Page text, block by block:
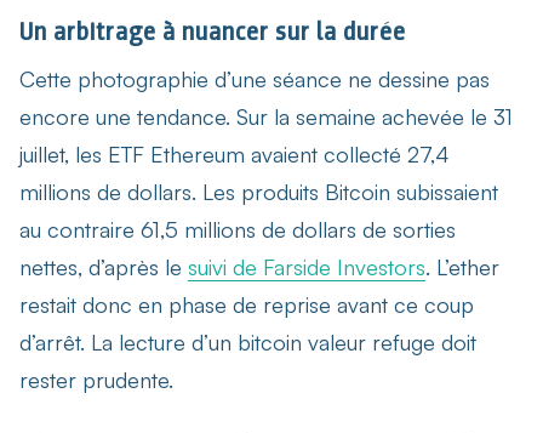
Un arbitrage à nuancer sur la durée
Cette photographie d’une séance ne dessine pas
encore une tendance. Sur la semaine achevée le 31
juillet, les ETF Ethereum avaient collecté 27,4
millions de dollars. Les produits Bitcoin subissaient
au contraire 61,5 millions de dollars de sorties
nettes, d’après le suivi de Farside Investors. L’ether
restait donc en phase de reprise avant ce coup
d’arrêt. La lecture d’un bitcoin valeur refuge doit
rester prudente.